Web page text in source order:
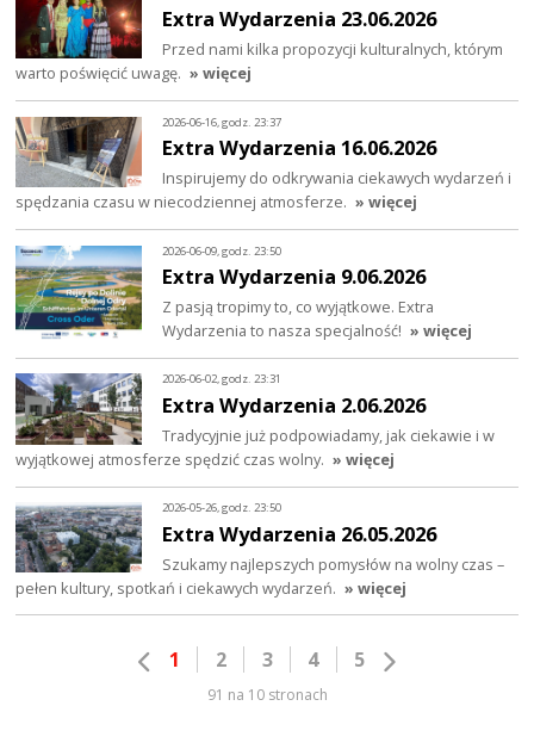
Extra Wydarzenia 23.06.2026
Przed nami kilka propozycji kulturalnych, którym
warto poświęcić uwagę. » więcej
2026-06-16, godz. 23:37
Extra Wydarzenia 16.06.2026
Inspirujemy do odkrywania ciekawych wydarzeń i
spędzania czasu w niecodziennej atmosferze. » więcej
2026-06-09, godz. 23:50
Extra Wydarzenia 9.06.2026
Z pasją tropimy to, co wyjątkowe. Extra
Wydarzenia to nasza specjalność! » więcej
2026-06-02, godz. 23:31
Extra Wydarzenia 2.06.2026
Tradycyjnie już podpowiadamy, jak ciekawie i w
wyjątkowej atmosferze spędzić czas wolny. » więcej
2026-05-26, godz. 23:50
Extra Wydarzenia 26.05.2026
Szukamy najlepszych pomysłów na wolny czas –
pełen kultury, spotkań i ciekawych wydarzeń. » więcej
1 2 3 4 5
91 na 10 stronach